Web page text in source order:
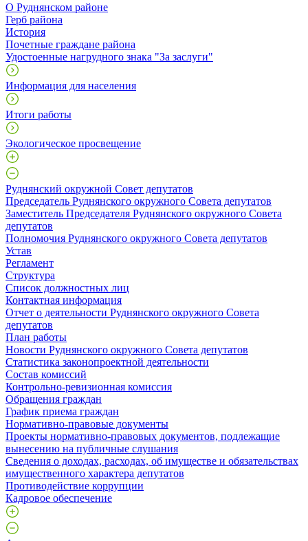
О Руднянском районе
Герб района
История
Почетные граждане района
Удостоенные нагрудного знака "За заслуги"
Информация для населения
Итоги работы
Экологическое просвещение
Руднянский окружной Совет депутатов
Председатель Руднянского окружного Совета депутатов
Заместитель Председателя Руднянского окружного Совета
депутатов
Полномочия Руднянского окружного Совета депутатов
Устав
Регламент
Структура
Список должностных лиц
Контактная информация
Отчет о деятельности Руднянского окружного Совета
депутатов
План работы
Новости Руднянского окружного Совета депутатов
Статистика законопроектной деятельности
Состав комиссий
Контрольно-ревизионная комиссия
Обращения граждан
График приема граждан
Нормативно-правовые документы
Проекты нормативно-правовых документов, подлежащие
вынесению на публичные слушания
Сведения о доходах, расходах, об имуществе и обязательствах
имущественного характера депутатов
Противодействие коррупции
Кадровое обеспечение